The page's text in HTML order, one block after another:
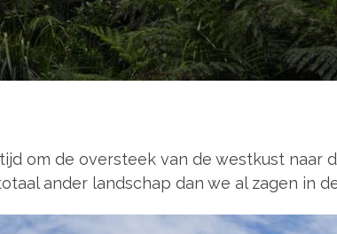
om de oversteek van de westkust naar
ander landschap dan we al zagen in